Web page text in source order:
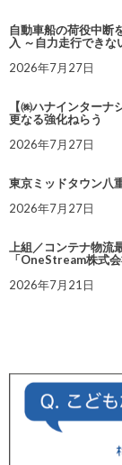
自動車船の荷役中断
入 ～自力走行でき
2026年7月27日
【㈱ハナインター
更なる強化ねらう
2026年7月27日
東京ミッドタウン八
2026年7月27日
上組／コンテナ物
「OneStream株式
2026年7月21日